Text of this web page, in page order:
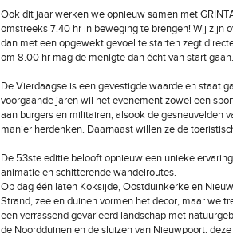
Ook dit jaar werken we opnieuw samen met
omstreeks 7.40 hr in beweging te brengen! Wij zijn
dan met een opgewekt gevoel te starten zegt
om 8.00 hr mag de menigte dan écht van start gaan.
De Vierdaagse is een gevestigde waarde en staat
voorgaande jaren wil het evenement zowel een
aan burgers en militairen, alsook de gesneuvelden
manier herdenken. Daarnaast willen ze de
De 53ste editie belooft opnieuw een unieke
animatie en schitterende wandelroutes.
Op dag één laten Koksijde, Oostduinkerke en
Strand, zee en duinen vormen het decor, maar we
een verrassend gevarieerd landschap met
de Noordduinen en de sluizen van Nieuwpoort: